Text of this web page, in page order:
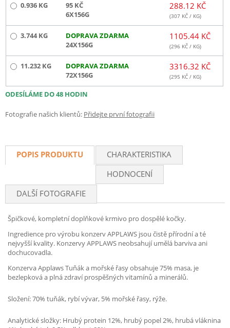
0.936 KG
95 KČ
6X156G
288.12 KČ
(307 KČ / KG)
3.744 KG
DOPRAVA ZDARMA
24X156G
1105.44 KČ
(296 KČ / KG)
11.232 KG
DOPRAVA ZDARMA
72X156G
3316.32 KČ
(295 KČ / KG)
ODESÍLÁME DO 48 HODIN
Fotografie našich klientů: Přidejte první fotografii
POPIS PRODUKTU
CHARAKTERISTIKA
HODNOCENÍ
DALŠÍ FOTOGRAFIE
Špičkové, kompletní doplňkové krmivo pro dospělé kočky.
Ingredience pro výrobu konzerv APPLAWS jsou čistě přírodní a té
nejvyšší kvality. Konzervy APPLAWS neobsahují umělá barviva ani
dochucovadla.
Konzerva Applaws Tuňák a mořské řasy obsahuje 75% masa, je
bezlepková a plná zdraví prospěšných vitamínů a minerálů.
Složení: 70% tuňák, rybí vývar, 5% mořské řasy, rýže.
Analytické složky: Hrubý protein 12%, hrubý popel 2%, hrubá vláknina